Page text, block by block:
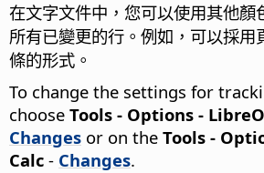
在文字文件中，您可以使用其他顏
所有已變更的行。例如，可以採用
條的形式。
To change the settings for
choose Tools - Options -
Changes or on the Tools -
Calc - Changes.